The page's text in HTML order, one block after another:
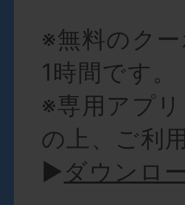
※無料のク
1時間です。
※専用アプ
の上、ご利
►ダウンロ